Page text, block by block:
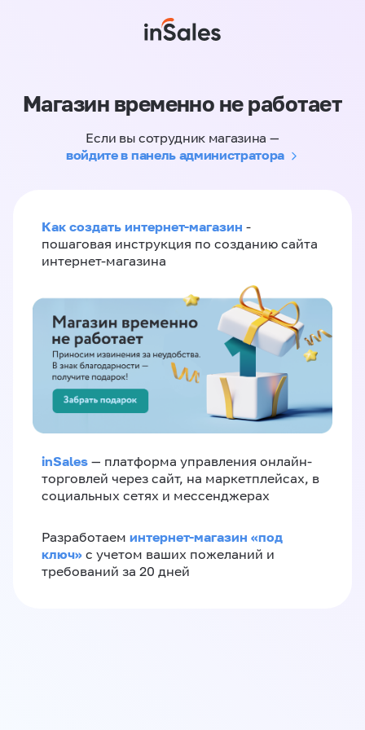
Магазин временно не работает
Если вы сотрудник магазина —
войдите в панель администратора
Как создать интернет-магазин -
пошаговая инструкция по созданию сайта
интернет-магазина
inSales — платформа управления онлайн-
торговлей через сайт, на маркетплейсах, в
социальных сетях и мессенджерах
Разработаем интернет-магазин «‎под
ключ»‎ с учетом ваших пожеланий и
требований за 20 дней